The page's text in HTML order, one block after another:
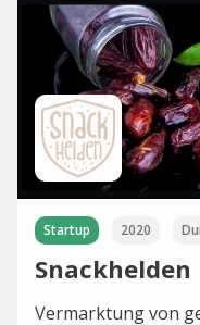
Startup 2020
Snackhelden
Vermarktung von